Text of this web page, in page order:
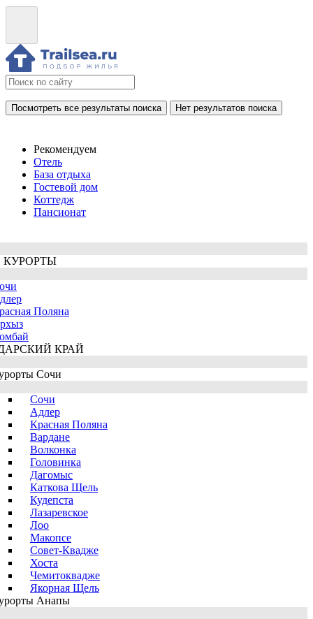
Посмотреть все результаты поиска Нет результатов поиска
Рекомендуем
Отель
База отдыха
Гостевой дом
Коттедж
Пансионат
КУРОРТЫ
Поляна
КРАЙ
Сочи
Сочи
Адлер
Красная Поляна
Вардане
Волконка
Головинка
Дагомыс
Каткова Щель
Кудепста
Лазаревское
Лоо
Макопсе
Совет-Квадже
Хоста
Чемитоквадже
Якорная Щель
Анапы